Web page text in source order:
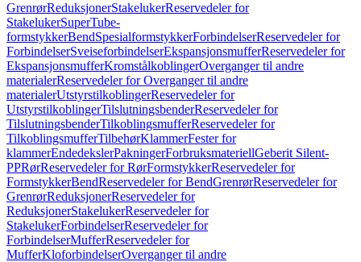
GrenrørReduksjonerStakelukerReservedeler for
StakelukerSuperTube-
formstykkerBendSpesialformstykkerForbindelserReservedeler for
ForbindelserSveiseforbindelserEkspansjonsmufferReservedeler for
EkspansjonsmufferKromstålkoblingerOverganger til andre
materialerReservedeler for Overganger til andre
materialerUtstyrstilkoblingerReservedeler for
UtstyrstilkoblingerTilslutningsbenderReservedeler for
TilslutningsbenderTilkoblingsmufferReservedeler for
TilkoblingsmufferTilbehørKlammerFester for
klammerEndedekslerPakningerForbruksmateriellGeberit Silent-
PPRørReservedeler for RørFormstykkerReservedeler for
FormstykkerBendReservedeler for BendGrenrørReservedeler for
GrenrørReduksjonerReservedeler for
ReduksjonerStakelukerReservedeler for
StakelukerForbindelserReservedeler for
ForbindelserMufferReservedeler for
MufferKloforbindelserOverganger til andre